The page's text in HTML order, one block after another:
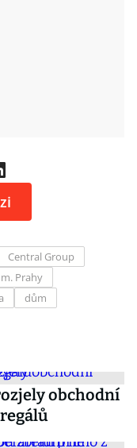
Central Group
Prahy
dům
obchodní